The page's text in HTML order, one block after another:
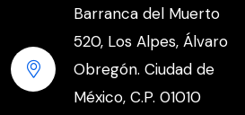
Barranca del Muerto
520, Los Alpes, Álvaro
Obregón. Ciudad de
México, C.P. 01010